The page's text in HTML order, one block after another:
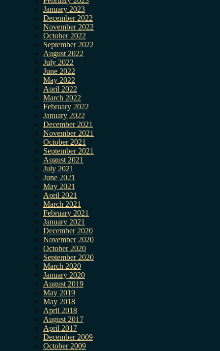
January 2023
December 2022
November 2022
October 2022
September 2022
August 2022
July 2022
June 2022
May 2022
April 2022
March 2022
February 2022
January 2022
December 2021
November 2021
October 2021
September 2021
August 2021
July 2021
June 2021
May 2021
April 2021
March 2021
February 2021
January 2021
December 2020
November 2020
October 2020
September 2020
March 2020
January 2020
August 2019
May 2019
May 2018
April 2018
August 2017
April 2017
December 2009
October 2009